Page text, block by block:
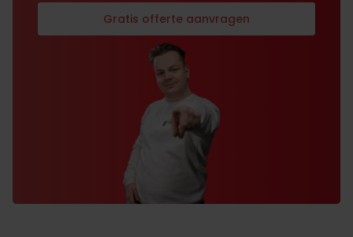
Gratis offerte aanvragen